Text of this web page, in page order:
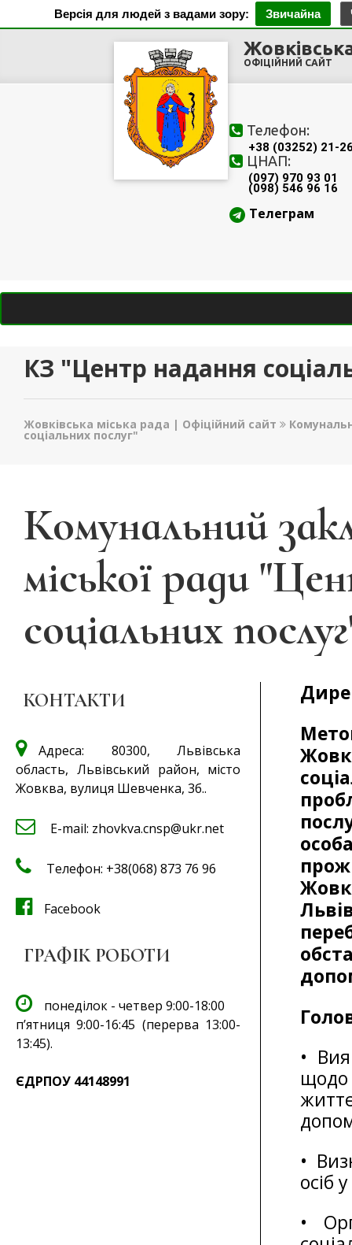
Версія для людей з вадами зору: Звичайна
ОФІЦІЙНИЙ САЙТ
Телефон:
+38 (03252) 21-
ЦНАП:
(097) 970 93 01
(098) 546 96 16
Телеграм
КЗ "Центр надання
Жовківська міська рада | Офіційний сайт
соціальних послуг"
Комунальний
міської ради
соціальних
КОНТАКТИ
Адреса: 80300, Львівська
область, Львівський район, місто
Жовква, вулиця Шевченка, 3б..
E-mail: zhovkva.cnsp@ukr.net
Телефон: +38(068) 873 76 96
Facebook
ГРАФІК РОБОТИ
понеділок - четвер 9:00-18:00
п’ятниця 9:00-16:45 (перерва 13:00-
13:45).
ЄДРПОУ 44148991
•
•
осіб
•